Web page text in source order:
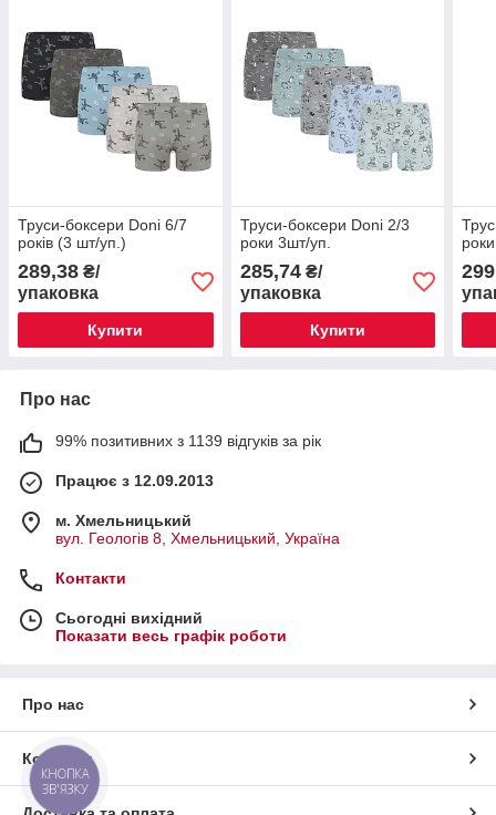
Труси-боксери Donі 6/7
років (3 шт/уп.)
289,38 ₴/
упаковка
Купити
Труси-боксери Donі 2/3
роки 3шт/уп.
285,74₴/
упаковка
Купити
Про нас
99% позитивних з 1139 відгуків за рік
Працює з 12.09.2013
м. Хмельницький
вул. Геологів 8, Хмельницький, Україна
Контакти
Сьогодні вихідний
Показати весь графік роботи
Про нас
Контакти
КНОПКА
ЗВ'ЯЗКУ